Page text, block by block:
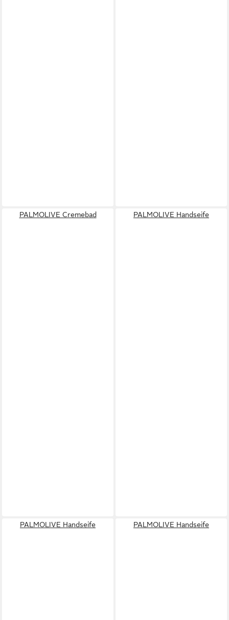
PALMOLIVE Cremebad PALMOLIVE Handseife
PALMOLIVE Handseife PALMOLIVE Handseife